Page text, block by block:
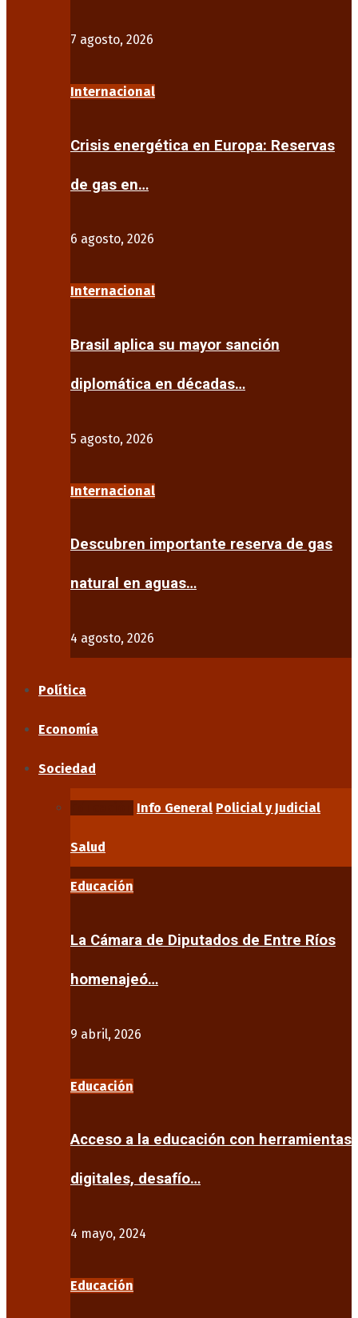
7 agosto, 2026
Internacional
Crisis energética en Europa: Reservas
de gas en…
6 agosto, 2026
Internacional
Brasil aplica su mayor sanción
diplomática en décadas…
5 agosto, 2026
Internacional
Descubren importante reserva de gas
natural en aguas…
4 agosto, 2026
Política
Economía
Sociedad
Info General Policial y Judicial
Salud
Educación
La Cámara de Diputados de Entre Ríos
homenajeó…
9 abril, 2026
Educación
Acceso a la educación con herramientas
digitales, desafío…
4 mayo, 2024
Educación